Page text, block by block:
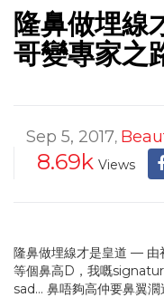
隆鼻做埋
哥變專家之
Sep 5, 2017,
8.69k Views
隆鼻做埋線才是皇道 — 由
等個鼻高D，我嘅
sad… 鼻唔夠高仲要鼻翼濶